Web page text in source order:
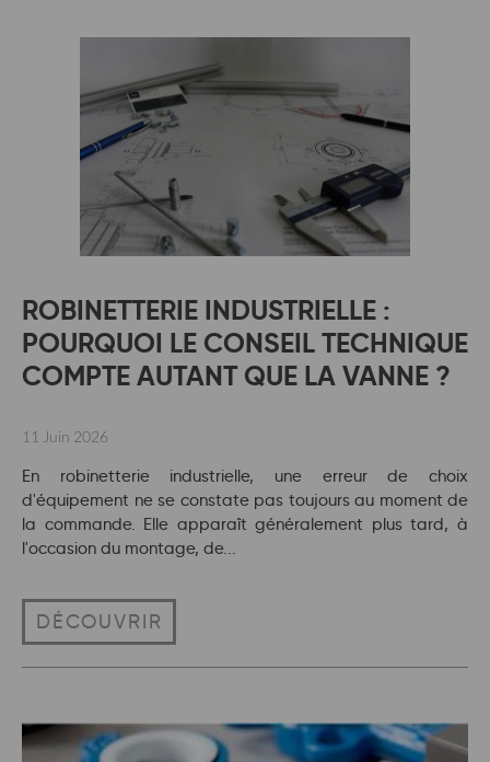
ROBINETTERIE INDUSTRIELLE :
POURQUOI LE CONSEIL TECHNIQUE
COMPTE AUTANT QUE LA VANNE ?
11 Juin 2026
En robinetterie industrielle, une erreur de choix
d'équipement ne se constate pas toujours au moment de
la commande. Elle apparaît généralement plus tard, à
l'occasion du montage, de...
DÉCOUVRIR